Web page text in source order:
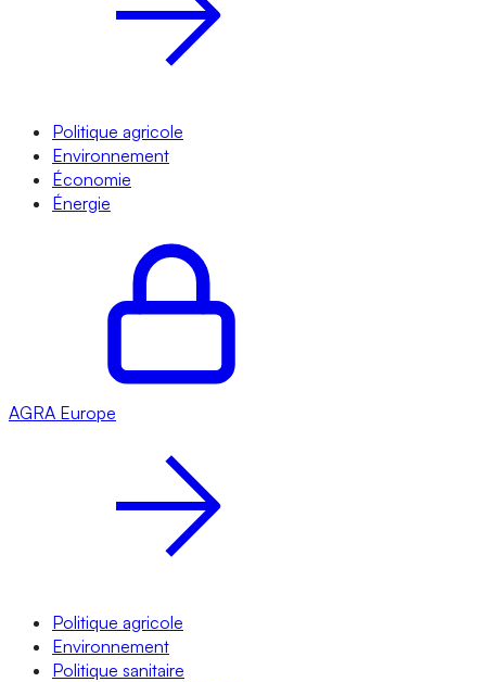
Politique agricole
Environnement
Économie
Énergie
AGRA Europe
Politique agricole
Environnement
Politique sanitaire